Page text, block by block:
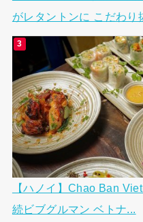
がレタントンに こだわり
【ハノイ】Chao Ban
続ビブグルマン ベトナ...